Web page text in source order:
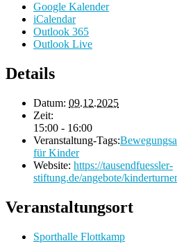
Google Kalender
iCalendar
Outlook 365
Outlook Live
Details
Datum: 09.12.2025
Zeit:
15:00 - 16:00
Veranstaltung-Tags:
für Kinder
Website: https://tausendfuessler-
stiftung.de/angebote/
Veranstaltungsort
Sporthalle Flottkamp